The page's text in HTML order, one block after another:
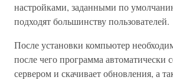
настройками, заданными по
подходят большинству пользователей.
После установки компьютер
после чего программа автоматически
сервером и скачивает обновления, а